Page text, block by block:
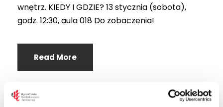
wnętrz. KIEDY I GDZIE? 13 stycznia (sobota),
godz. 12:30, aula 018 Do zobaczenia!
Read More